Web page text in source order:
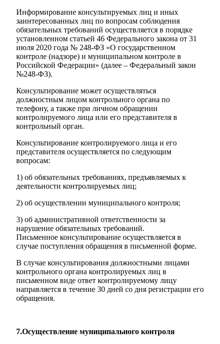
Информирование консультируемых лиц и иных
заинтересованных лиц по вопросам соблюдения
обязательных требований осуществляется в порядке
установленном статьей 46 Федерального закона от 31
июля 2020 года № 248-ФЗ «О государственном
контроле (надзоре) и муниципальном контроле в
Российской Федерации» (далее – Федеральный закон
№248-ФЗ).
Консультирование может осуществляться
должностным лицом контрольного органа по
телефону, а также при личном обращении
контролируемого лица или его представителя в
контрольный орган.
Консультирование контролируемого лица и его
представителя осуществляется по следующим
вопросам:
1) об обязательных требованиях, предъявляемых к
деятельности контролируемых лиц;
2) об осуществлении муниципального контроля;
3) об административной ответственности за
нарушение обязательных требований.
Письменное консультирование осуществляется в
случае поступления обращения в письменной форме.
В случае консультирования должностными лицами
контрольного органа контролируемых лиц в
письменном виде ответ контролируемому лицу
направляется в течение 30 дней со дня регистрации его
обращения.
7.Осуществление муниципального контроля